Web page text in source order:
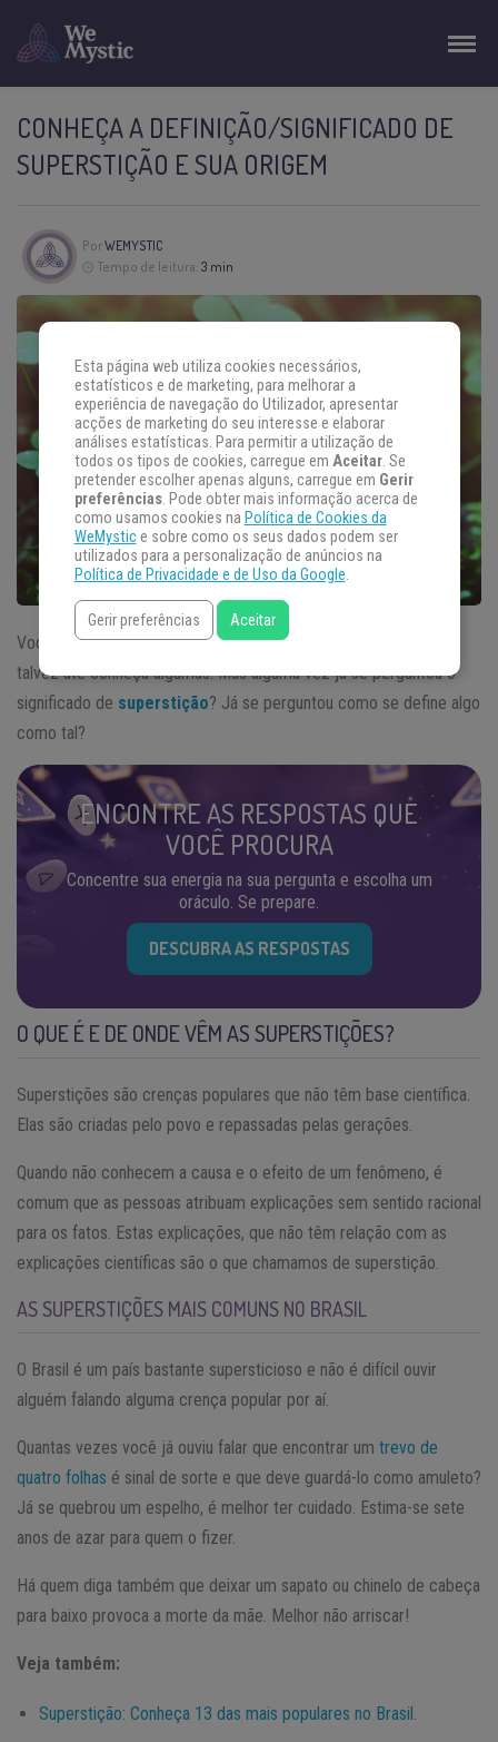
CONHEÇA A DEFINIÇÃO/SIGNIFICADO DE
SUPERSTIÇÃO E SUA ORIGEM
PorWEMYSTIC
Tempo de leitura: 3 min
Você provavelmente já ouviu falar em superstição, crenças, e
talvez até conheça algumas. Mas alguma vez já se perguntou o
significado de superstição? Já se perguntou como se define algo
como tal?
ENCONTRE AS RESPOSTAS QUE
VOCÊ PROCURA
Concentre sua energia na sua pergunta e escolha um
oráculo. Se prepare.
DESCUBRA AS RESPOSTAS
O QUE É E DE ONDE VÊM AS SUPERSTIÇÕES?
Superstições são crenças populares que não têm base científica.
Elas são criadas pelo povo e repassadas pelas gerações.
Quando não conhecem a causa e o efeito de um fenômeno, é
comum que as pessoas atribuam explicações sem sentido racional
para os fatos. Estas explicações, que não têm relação com as
explicações científicas são o que chamamos de superstição.
AS SUPERSTIÇÕES MAIS COMUNS NO BRASIL
O Brasil é um país bastante supersticioso e não é difícil ouvir
alguém falando alguma crença popular por aí.
Quantas vezes você já ouviu falar que encontrar um trevo de
quatro folhas é sinal de sorte e que deve guardá-lo como amuleto?
Já se quebrou um espelho, é melhor ter cuidado. Estima-se sete
anos de azar para quem o fizer.
Há quem diga também que deixar um sapato ou chinelo de cabeça
para baixo provoca a morte da mãe. Melhor não arriscar!
Veja também:
Superstição: Conheça 13 das mais populares no Brasil.
Esta página web utiliza cookies necessários,
estatísticos e de marketing, para melhorar a
experiência de navegação do Utilizador, apresentar
acções de marketing do seu interesse e elaborar
análises estatísticas. Para permitir a utilização de
todos os tipos de cookies, carregue em Aceitar. Se
pretender escolher apenas alguns, carregue em Gerir
preferências. Pode obter mais informação acerca de
como usamos cookies na Política de Cookies da
WeMystice sobre como os seus dados podem ser
utilizados para a personalização de anúncios na
Política de Privacidade e de Uso da Google.
Gerir preferências Aceitar